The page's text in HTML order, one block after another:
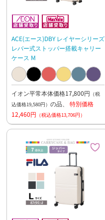
ACE(エース)DBY レイヤーシリーズ
レバー式ストッパー搭載キャリー
ケース M
イオン平常本体価格17,800円 （税
込価格19,580円） の品、 特別価格
12,460円 （税込価格13,706円）